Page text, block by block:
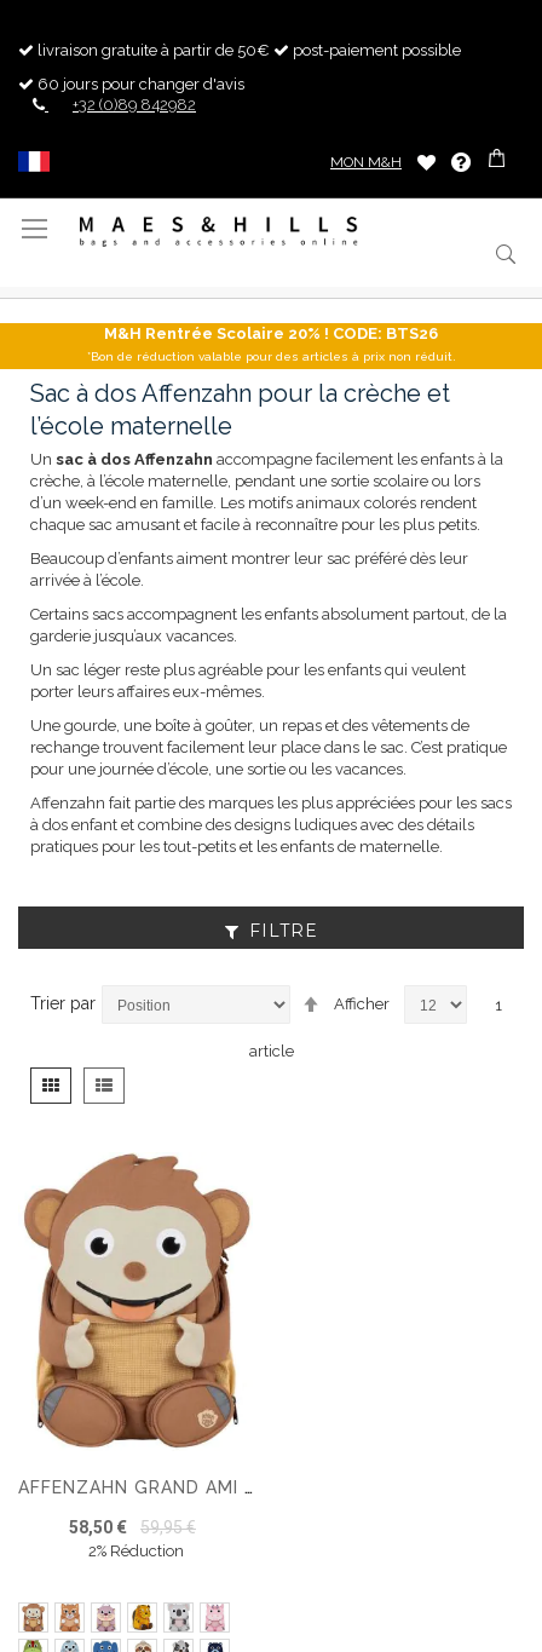
livraison gratuite à partir de 50€
post-paiement possible
60 jours pour changer d'avis
+32 (0)89 842982
MON M&H
Basculer
M&H Rentrée Scolaire 20% ! CODE: BTS26
*Bon de réduction valable pour des articles à prix non réduit.
Sac à dos Affenzahn pour la crèche et
l’école maternelle
Un sac à dos Affenzahn accompagne facilement les enfants à la
crèche, à l’école maternelle, pendant une sortie scolaire ou lors
d’un week-end en famille. Les motifs animaux colorés rendent
chaque sac amusant et facile à reconnaître pour les plus petits.
Beaucoup d’enfants aiment montrer leur sac préféré dès leur
arrivée à l’école.
Certains sacs accompagnent les enfants absolument partout, de la
garderie jusqu’aux vacances.
Un sac léger reste plus agréable pour les enfants qui veulent
porter leurs affaires eux-mêmes.
Une gourde, une boîte à goûter, un repas et des vêtements de
rechange trouvent facilement leur place dans le sac. C’est pratique
pour une journée d’école, une sortie ou les vacances.
Affenzahn fait partie des marques les plus appréciées pour les sacs
à dos enfant et combine des designs ludiques avec des détails
pratiques pour les tout-petits et les enfants de maternelle.
FILTRE
Trier par
Par
Afficher 1
article
Afficher
en
Grille Liste
AFFENZAHN GRAND AMI GRAND AMI SAC À DOS ERGONOMIQUE
58,50 € 59,95 €
2% Réduction